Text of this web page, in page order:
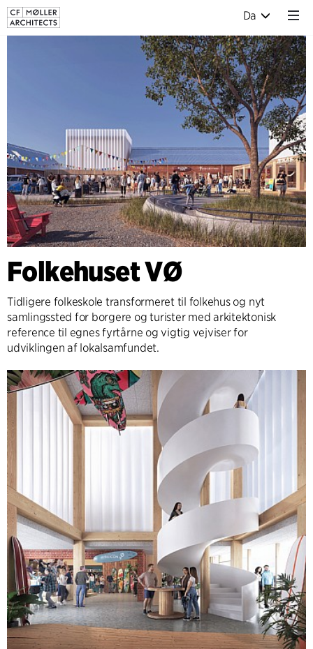
Da
Folkehuset VØ
Tidligere folkeskole transformeret til folkehus og nyt
samlingssted for borgere og turister med arkitektonisk
reference til egnes fyrtårne og vigtig vejviser for
udviklingen af lokalsamfundet.